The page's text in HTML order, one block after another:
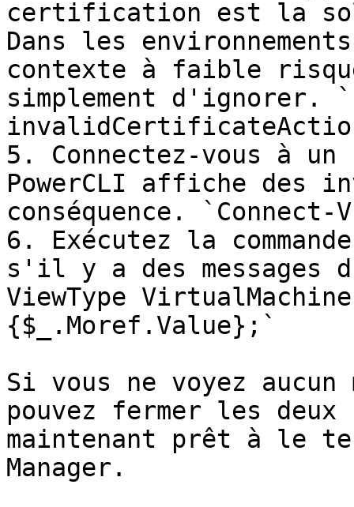
certification est la
Dans les
contexte à faible
simplement d'ignorer.
5. Connectez-vous à
PowerCLI affiche des
conséquence.
6. Exécutez la
s'il y a des messages
ViewType
{$_.Moref.Value};`
Si vous ne voyez
pouvez fermer les deux
maintenant prêt à le
Manager.